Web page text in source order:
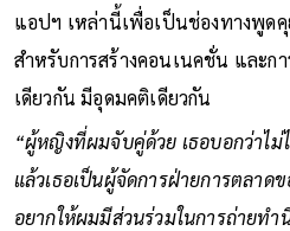
แอปฯ เหล่านี้เพื่อเป็นช่องทางพูด
สำหรับการสร้างคอนเนคชั่น และก
เดียวกัน มีอุดมคติเดียวกัน
“ผู้หญิงที่ผมจับคู่ด้วย เธอบอกว่าไม่
แล้วเธอเป็นผู้จัดการฝ่ายการตลาด
อยากให้ผมมีส่วนร่วมในการถ่ายทำ